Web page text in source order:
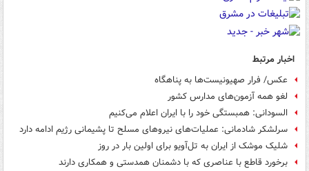
اخبار مرتبط
عکس/ فرار صهیونیست‌ها به پناهگاه
لغو همه آزمون‌های مدارس کشور
السودانی: همبستگی خود را با ایران اعلام می‌کنیم
سرلشکر شادمانی: عملیات‌های نیروهای مسلح تا پشیمانی رژیم ادامه دارد
شلیک موشک‌ از ایران به تل‌آویو برای اولین بار در روز
برخورد قاطع با عناصری که با دشمنان همدستی و همکاری دارند